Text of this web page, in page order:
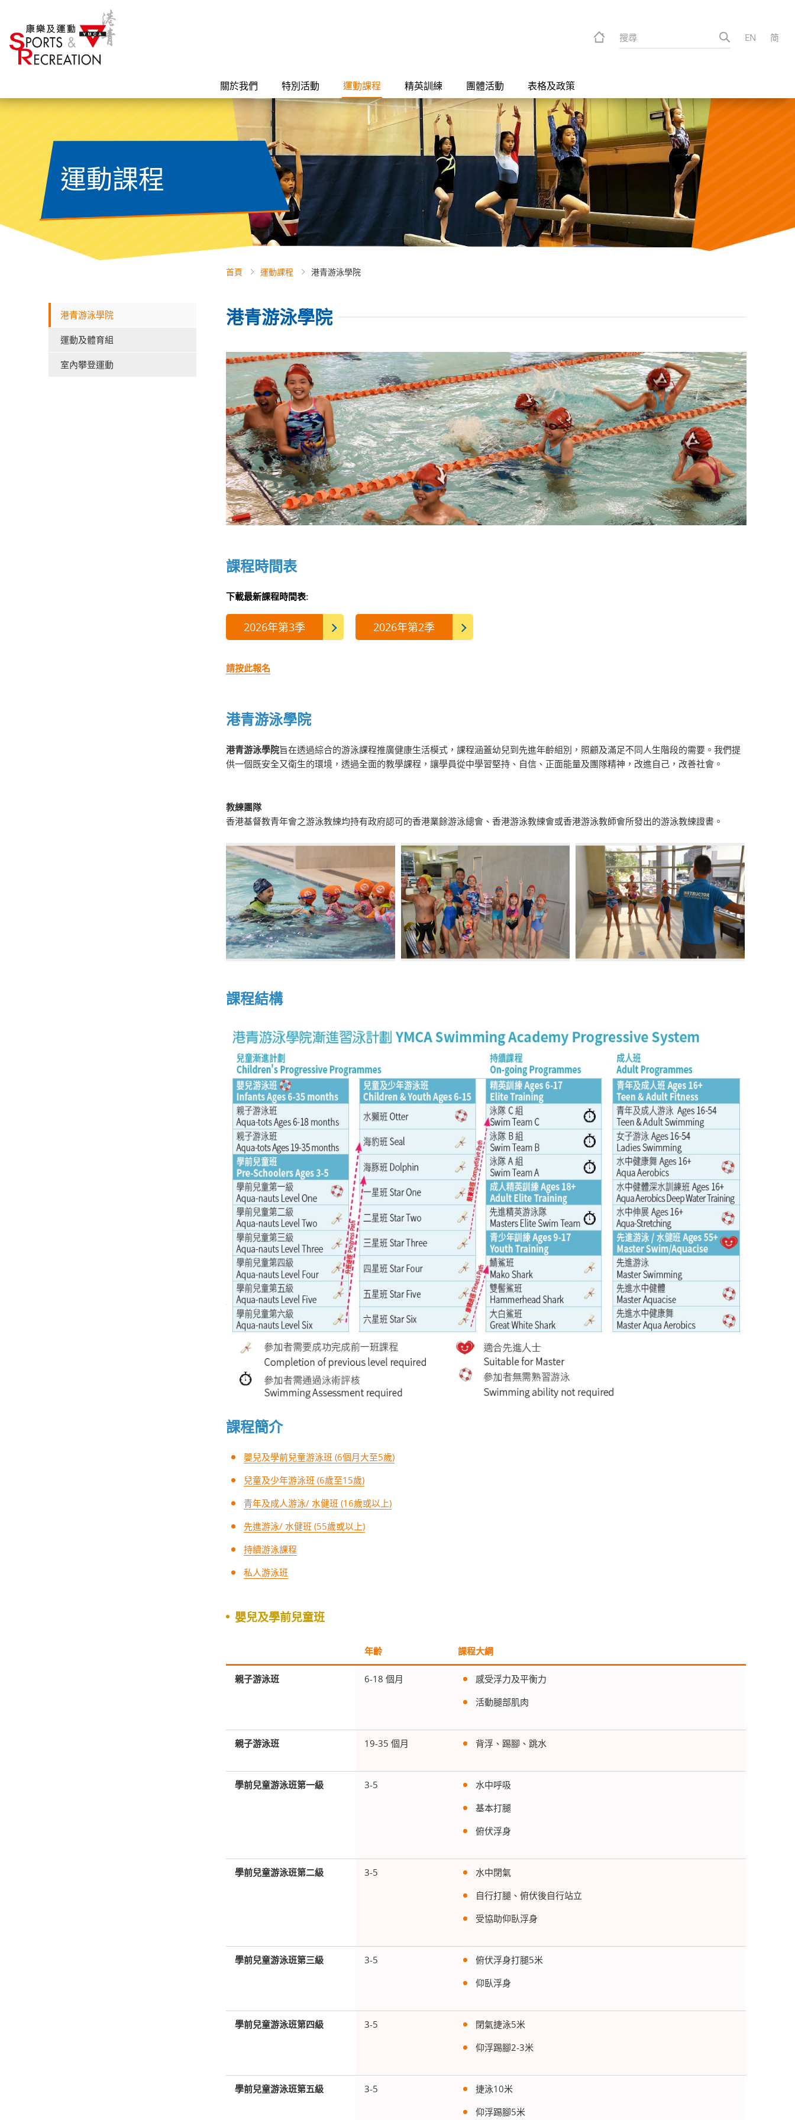
運動課程
精英訓練
團體活動
表格及政策
EN 简
關於我們 特別活動 運動課程 精英訓練 團體活動 表格及政策
運動課程
首頁 運動課程 港青游泳學院
港青游泳學院
運動及體育組
室內攀登運動
港青游泳學院
課程時間表
下載最新課程時間表:
2026年第3季 2026年第2季
請按此報名
港青游泳學院
港青游泳學院旨在透過綜合的游泳課程推廣健康生活模式，課程涵蓋幼兒到先進年齡組別，照顧及滿足不同人生階段的需要。我們提
供一個既安全又衛生的環境，透過全面的教學課程，讓學員從中學習堅持、 自信、 正面能量及團隊精神，改進自己，改善社會。
教練團隊
香港基督教青年會之游泳教練均持有政府認可的香港業餘游泳總會、香港游泳教練會或香港游泳教師會所發出的游泳教練證書。
課程結構
課程簡介
嬰兒及學前兒童游泳班 (6個月大至5歲)
兒童及少年游泳班 (6歲至15歲)
青年及成人游泳/ 水健班 (16歲或以上)
先進游泳/ 水健班 (55歲或以上)
持續游泳課程
私人游泳班
嬰兒及學前兒童班
年齡 課程大綱
親子游泳班 6-18 個月
感受浮力及平衡力
活動腿部肌肉
親子游泳班 19-35 個月 背浮、踢腳、跳水
學前兒童游泳班第一級 3-5
水中呼吸
基本打腿
俯伏浮身
學前兒童游泳班第二級 3-5
水中閉氣
自行打腿、俯伏後自行站立
受協助仰臥浮身
學前兒童游泳班第三級 3-5 俯伏浮身打腿5米
仰臥浮身
學前兒童游泳班第四級 3-5 閉氣捷泳5米
仰浮踢腳2-3米
學前兒童游泳班第五級 3-5 捷泳10米
仰浮踢腳5米